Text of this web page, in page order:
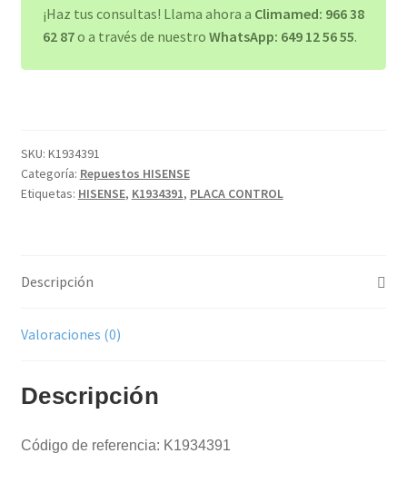
¡Haz tus consultas! Llama ahora a Climamed: 966 38
62 87o a través de nuestro WhatsApp: 649 12 56 55.
SKU: K1934391
Categoría: Repuestos HISENSE
Etiquetas: HISENSE, K1934391, PLACA CONTROL
Descripción
Valoraciones (0)
Descripción
Código de referencia: K1934391